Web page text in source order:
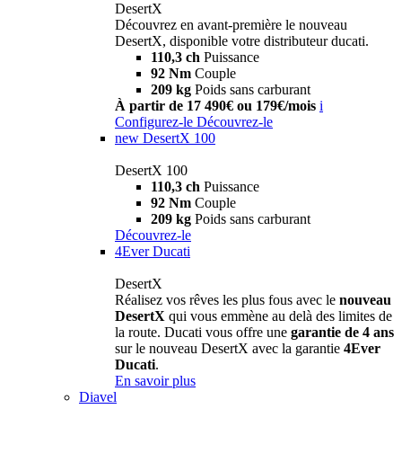
DesertX
Découvrez en avant-première le nouveau
DesertX, disponible votre distributeur ducati.
110,3 ch Puissance
92 Nm Couple
209 kg Poids sans carburant
À partir de 17 490€ ou 179€/mois i
Configurez-le Découvrez-le
new DesertX 100
DesertX 100
110,3 ch Puissance
92 Nm Couple
209 kg Poids sans carburant
Découvrez-le
4Ever Ducati
DesertX
Réalisez vos rêves les plus fous avec le nouveau
DesertX qui vous emmène au delà des limites de
la route. Ducati vous offre une garantie de 4 ans
sur le nouveau DesertX avec la garantie 4Ever
Ducati.
En savoir plus
Diavel